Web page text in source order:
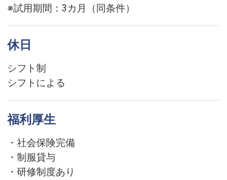
※試用期間：3カ月（同条件）
休日
シフト制
シフトによる
福利厚生
・社会保険完備
・制服貸与
・研修制度あり